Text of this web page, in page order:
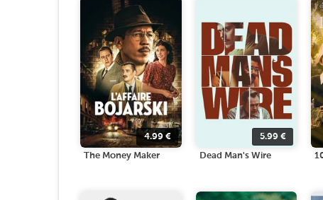
4.99€
The Money Maker
5.99 €
Dead Man's Wire